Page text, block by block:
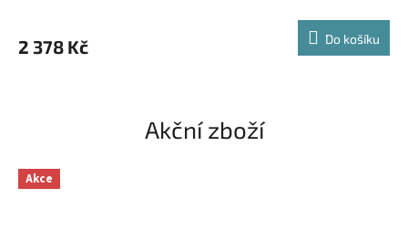
2 378 Kč Do košíku
Akční zboží
Akce